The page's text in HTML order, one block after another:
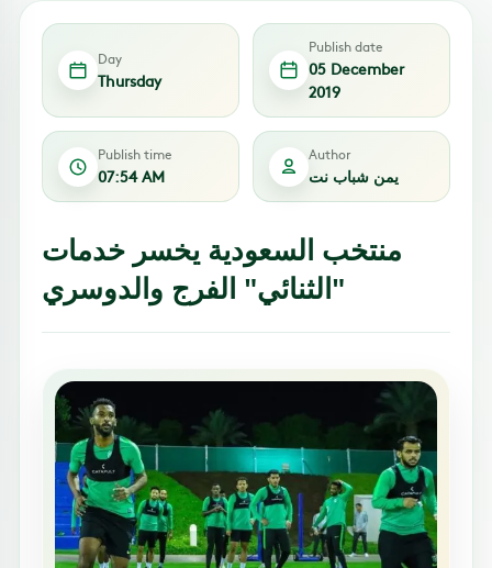
Day
Thursday
Publish date
05 December
2019
Publish time
07:54 AM
Author
يمن شباب نت
منتخب السعودية يخسر خدمات
الثنائي" الفرج والدوسري"